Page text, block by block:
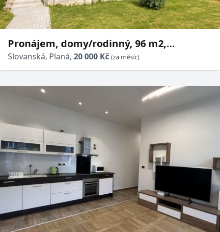
Pronájem, domy/rodinný, 96 m2,
Slovanská 369, 34815 Planá, Tachov [ID
88666]
Slovanská, Planá, 20 000 Kč (za měsíc)